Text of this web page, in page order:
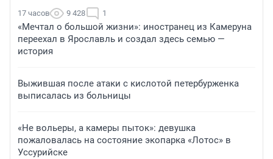
17 часов 9 428 1
«Мечтал о большой жизни»: иностранец из Камеруна
переехал в Ярославль и создал здесь семью —
история
Выжившая после атаки с кислотой петербурженка
выписалась из больницы
«Не вольеры, а камеры пыток»: девушка
пожаловалась на состояние экопарка «Лотос» в
Уссурийске